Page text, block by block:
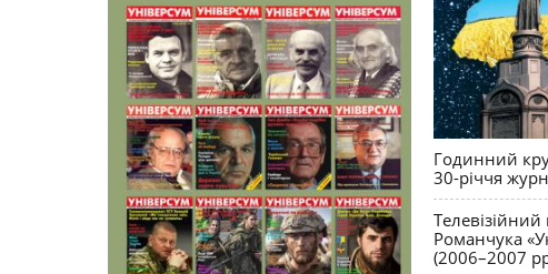
Годинний
30-річчя
Романчука
(2006–2007